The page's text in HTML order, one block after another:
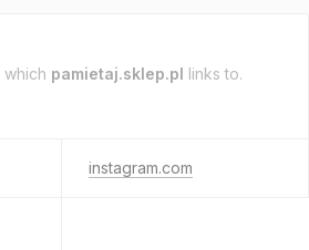
which pamietaj.sklep.pl links to.
instagram.com